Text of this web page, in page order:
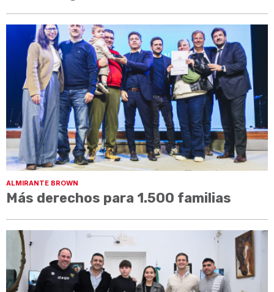
ALMIRANTE BROWN
Más derechos para 1.500 familias